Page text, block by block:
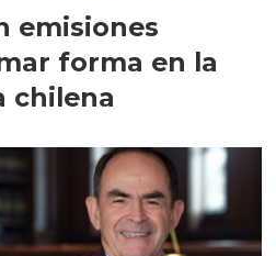
emisiones
forma en la
chilena